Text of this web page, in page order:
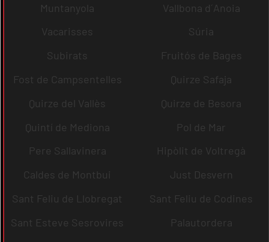
Muntanyola
Vallbona d´Anoia
Vacarisses
Súria
Subirats
Fruitós de Bages
Fost de Campsentelles
Quirze Safaja
Quirze del Vallès
Quirze de Besora
Quintí de Mediona
Pol de Mar
Pere Sallavinera
Hipòlit de Voltregà
Caldes de Montbui
Just Desvern
Sant Feliu de Llobregat
Sant Feliu de Codines
Sant Esteve Sesrovires
Palautordera